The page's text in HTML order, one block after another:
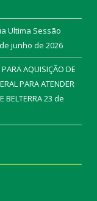
Ultima Sessão
junho de 2026
AQUISIÇÃO DE
PARA ATENDER
BELTERRA23 de